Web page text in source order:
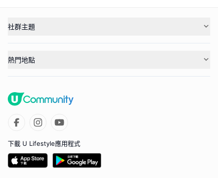
社群主題
熱門地點
下載 U Lifestyle應用程式